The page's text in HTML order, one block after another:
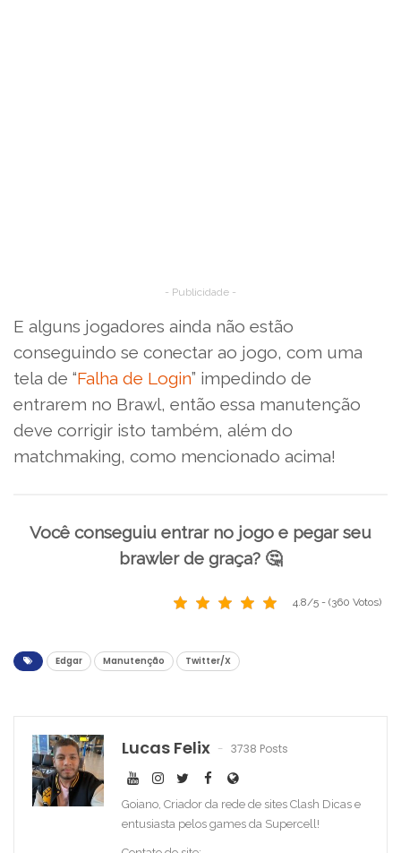
- Publicidade -
E alguns jogadores ainda não estão
conseguindo se conectar ao jogo, com uma
tela de “Falha de Login” impedindo de
entrarem no Brawl, então essa manutenção
deve corrigir isto também, além do
matchmaking, como mencionado acima!
Você conseguiu entrar no jogo e pegar seu
brawler de graça? 🤔
4.8/5 - (360 Votos)
Edgar Manutenção Twitter/X
Lucas Felix 3738 Posts
Goiano, Criador da rede de sites Clash Dicas e
entusiasta pelos games da Supercell!